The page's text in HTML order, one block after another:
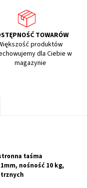
TOWARÓW
produktów
dla Ciebie w
magazynie
taśma
nośność 10 kg,